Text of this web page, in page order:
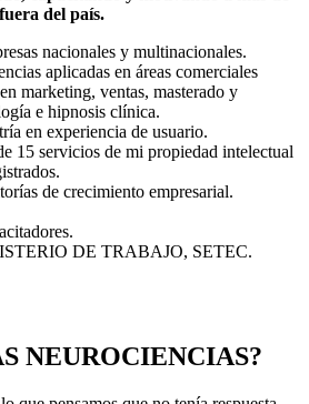
del país.
nacionales y multinacionales.
aplicadas en áreas comerciales
marketing, ventas, masterado y
e hipnosis clínica.
en experiencia de usuario.
15 servicios de mi propiedad intelectual
de crecimiento empresarial.
DE TRABAJO, SETEC.
NEUROCIENCIAS?